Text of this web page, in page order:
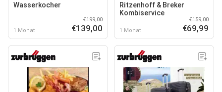
Wasserkocher
1 Monat
€199,00
€139,00
Ritzenhoff & Breker
Kombiservice
1 Monat
€159,00
€69,99